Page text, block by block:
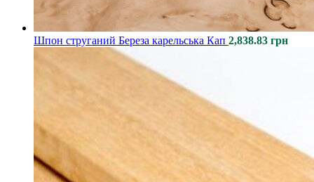
Шпон струганий Береза карельська Кап 2,838.83 грн